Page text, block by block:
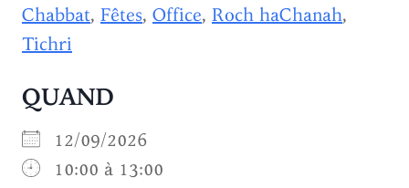
Chabbat, Fêtes, Office, Roch haChanah,
Tichri
QUAND
12/09/2026
10:00 à 13:00